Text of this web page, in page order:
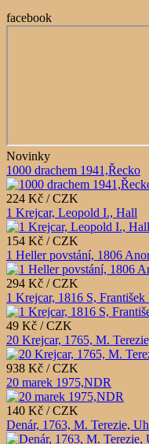
facebook
Novinky
1000 drachem 1941,Řecko
224 Kč / CZK
1 Krejcar, Leopold I., Hall
154 Kč / CZK
1 Heller povstání, 1806
294 Kč / CZK
1 Krejcar, 1816 S,
49 Kč / CZK
20 Krejcar, 1765, M.
938 Kč / CZK
20 marek 1975,NDR
140 Kč / CZK
Denár, 1763, M. Terezie,